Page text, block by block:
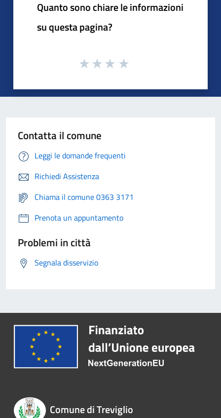
Quanto sono chiare le informazioni
su questa pagina?
Contatta il comune
Leggi le domande frequenti
Richiedi Assistenza
Chiama il comune 0363 3171
Prenota un appuntamento
Problemi in città
Segnala disservizio
Comune di Treviglio